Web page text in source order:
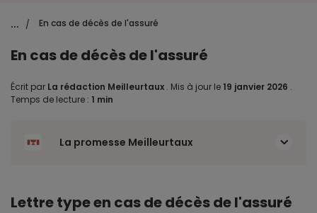
... / En cas de décès de l'assuré
En cas de décès de l'assuré
Écrit par La rédaction Meilleurtaux . Mis à jour le 19 janvier 2026 .
Temps de lecture : 1 min
La promesse Meilleurtaux
Lettre type en cas de décès de l'assuré